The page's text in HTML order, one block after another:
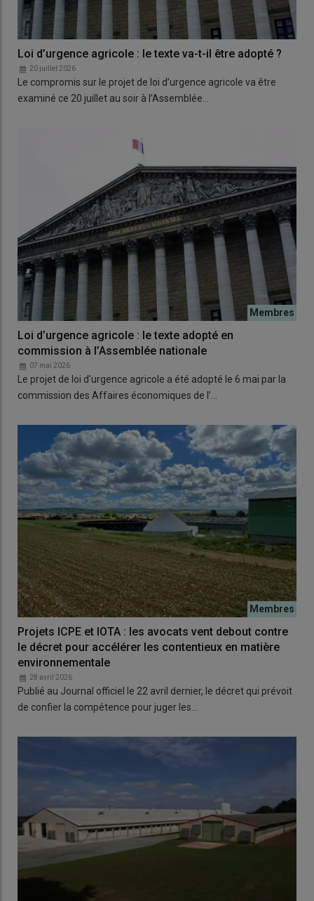
Loi d’urgence agricole : le texte va-t-il être adopté ?
20 juillet 2026
Le compromis sur le projet de loi d’urgence agricole va être
examiné ce 20 juillet au soir à l’Assemblée…
Loi d’urgence agricole : le texte adopté en
commission à l’Assemblée nationale
07 mai 2026
Le projet de loi d’urgence agricole a été adopté le 6 mai par la
commission des Affaires économiques de l’…
Projets ICPE et IOTA : les avocats vent debout contre
le décret pour accélérer les contentieux en matière
environnementale
28 avril 2026
Publié au Journal officiel le 22 avril dernier, le décret qui prévoit
de confier la compétence pour juger les…